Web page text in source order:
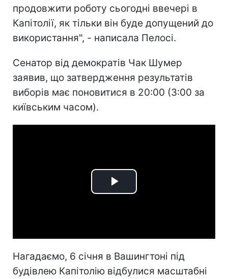
продовжити роботу сьогодні ввечері в
Капітолії, як тільки він буде допущений до
використання", - написала Пелосі.
Сенатор від демократів Чак Шумер
заявив, що затвердження результатів
виборів має поновитися в 20:00 (3:00 за
київським часом).
Play
Нагадаємо, 6 січня в Вашингтоні під
будівлею Капітолію відбулися масштабні